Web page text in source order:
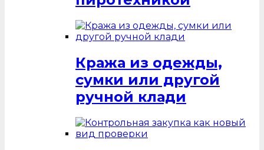
Кража из одежды,
сумки или другой
ручной клади